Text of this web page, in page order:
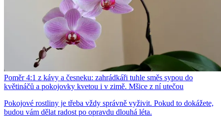
Poměr 4:1 z kávy a česneku: zahrádkáři tuhle směs sypou do
květináčů a pokojovky kvetou i v zimě. Mšice z ní utečou
Pokojové rostliny je třeba vždy správně vyživit. Pokud to dokážete,
budou vám dělat radost po opravdu dlouhá léta.